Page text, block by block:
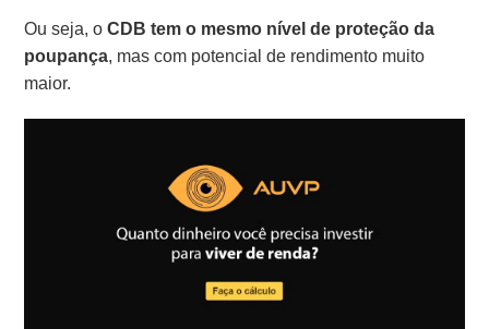
Ou seja, oCDB tem o mesmo nível de proteção da
poupança, mas com potencial de rendimento muito
maior.